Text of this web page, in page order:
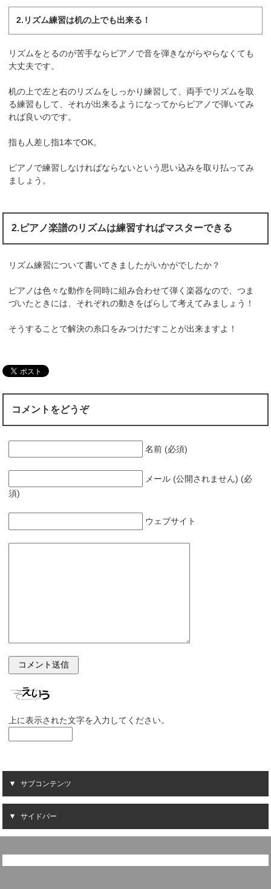
2.リズム練習は机の上でも出来る！
リズムをとるのが苦手ならピアノで音を弾きながらやらなくても
大丈夫です。
机の上で左と右のリズムをしっかり練習して、両手でリズムを取
る練習もして、それが出来るようになってからピアノで弾いてみ
れば良いのです。
指も人差し指1本でOK。
ピアノで練習しなければならないという思い込みを取り払ってみ
ましょう。
2.ピアノ楽譜のリズムは練習すればマスターできる
リズム練習について書いてきましたがいかがでしたか？
ピアノは色々な動作を同時に組み合わせて弾く楽器なので、つま
づいたときには、それぞれの動きをばらして考えてみましょう！
そうすることで解決の糸口をみつけだすことが出来ますよ！
コメントをどうぞ
名前 (必須)
メール (公開されません) (必
須)
ウェブサイト
上に表示された文字を入力してください。
サブコンテンツ
サイドバー